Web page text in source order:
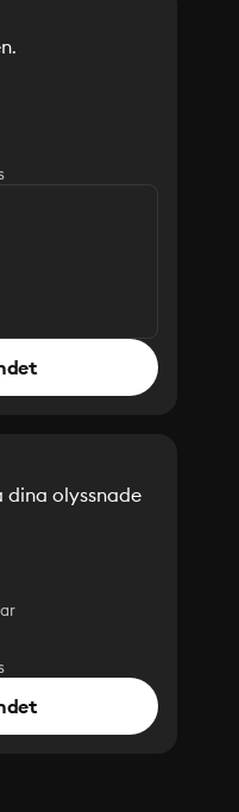
dina olyssnade